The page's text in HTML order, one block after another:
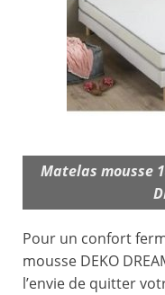
Matelas mousse
Pour un confort
mousse DEKO
l’envie de quitter